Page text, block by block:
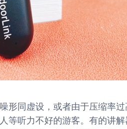
形同虚设，或者由于压缩率
等听力不好的游客。有的讲